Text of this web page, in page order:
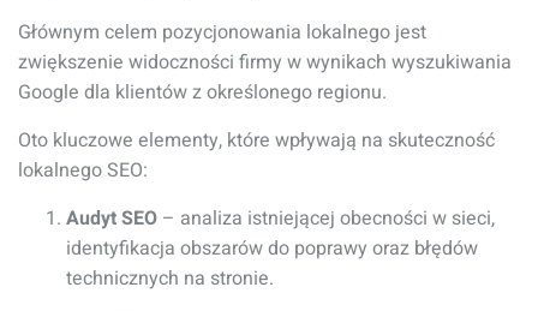
Głównym celem pozycjonowania lokalnego jest
zwiększenie widoczności firmy w wynikach wyszukiwania
Google dla klientów z określonego regionu.
Oto kluczowe elementy, które wpływają na skuteczność
lokalnego SEO:
Audyt SEO – analiza istniejącej obecności w sieci,
identyfikacja obszarów do poprawy oraz błędów
technicznych na stronie.